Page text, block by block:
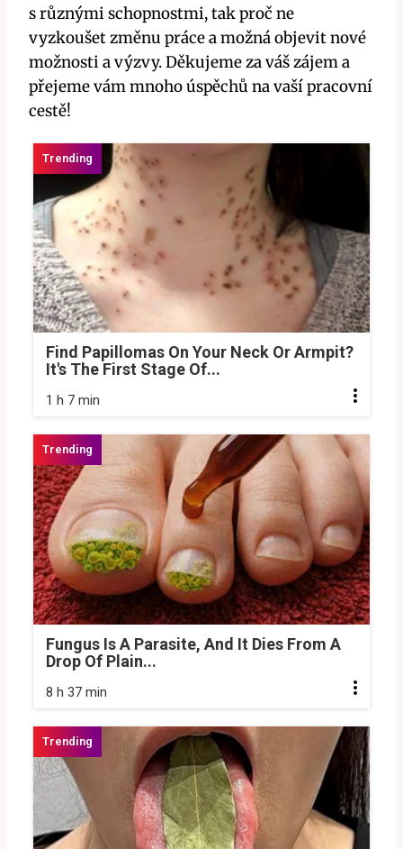
s různými schopnostmi, tak proč ne
vyzkoušet změnu práce a možná objevit nové
možnosti a výzvy. Děkujeme za váš zájem a
přejeme vám mnoho úspěchů na vaší pracovní
cestě!
Find Papillomas On Your Neck Or Armpit?
It's The First Stage Of...
1 h 7 min
Fungus Is A Parasite, And It Dies From A
Drop Of Plain...
8 h 37 min